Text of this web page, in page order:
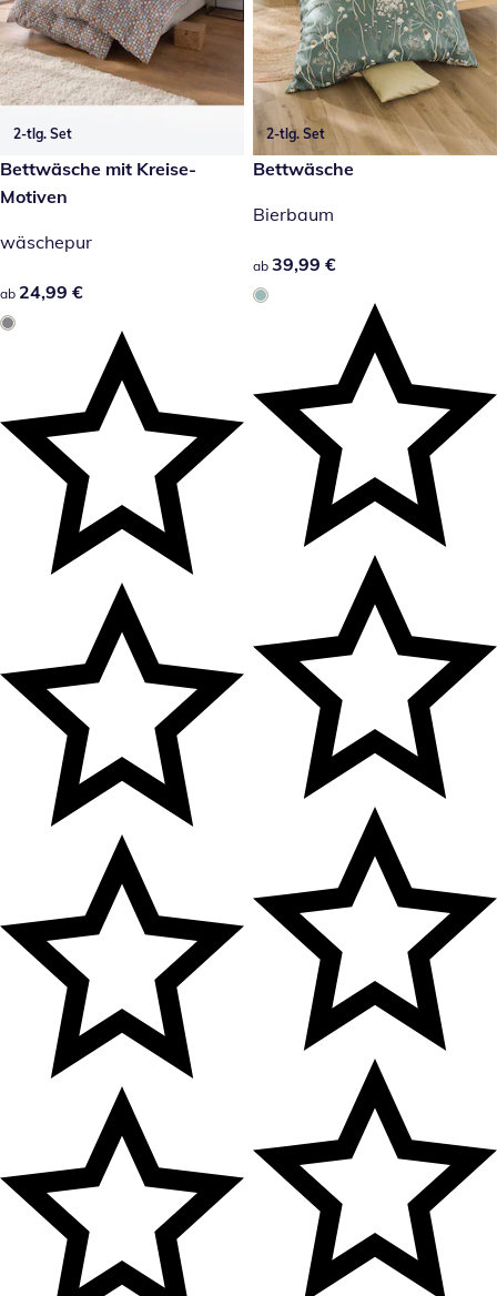
2-tlg. Set
24,99 €
Bettwäsche mit Kreise-
Motiven
wäschepur
24,99 €
ab 24,99 €
2-tlg. Set
39,99 €
Bettwäsche
Bierbaum
39,99 €
ab 39,99 €